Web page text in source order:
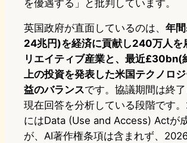
を優遇する」と批判しています。
英国政府が直面しているのは、 年
24兆円)を経済に貢献し240万人を
リエイティブ産業と、最近£30bn(
上の投資を発表した米国テクノロ
益のバランスです。協議期間は終
現在回答を分析している段階です
にはData (Use and Access) Actが
が、AI著作権条項は含まれず、